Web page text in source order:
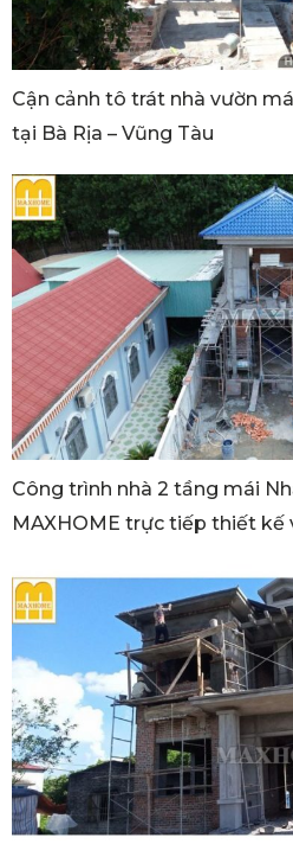
Cận cảnh tô trát nhà vườn
tại Bà Rịa – Vũng Tàu
Công trình nhà 2 tầng mái
MAXHOME trực tiếp thiết kế